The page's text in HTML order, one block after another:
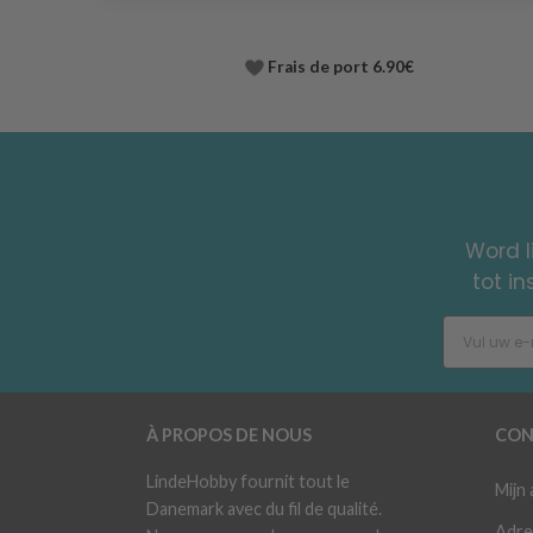
Frais de port 6.90€
Word
tot
À PROPOS DE NOUS
LindeHobby fournit tout le
Danemark avec du fil de qualité.
Mijn